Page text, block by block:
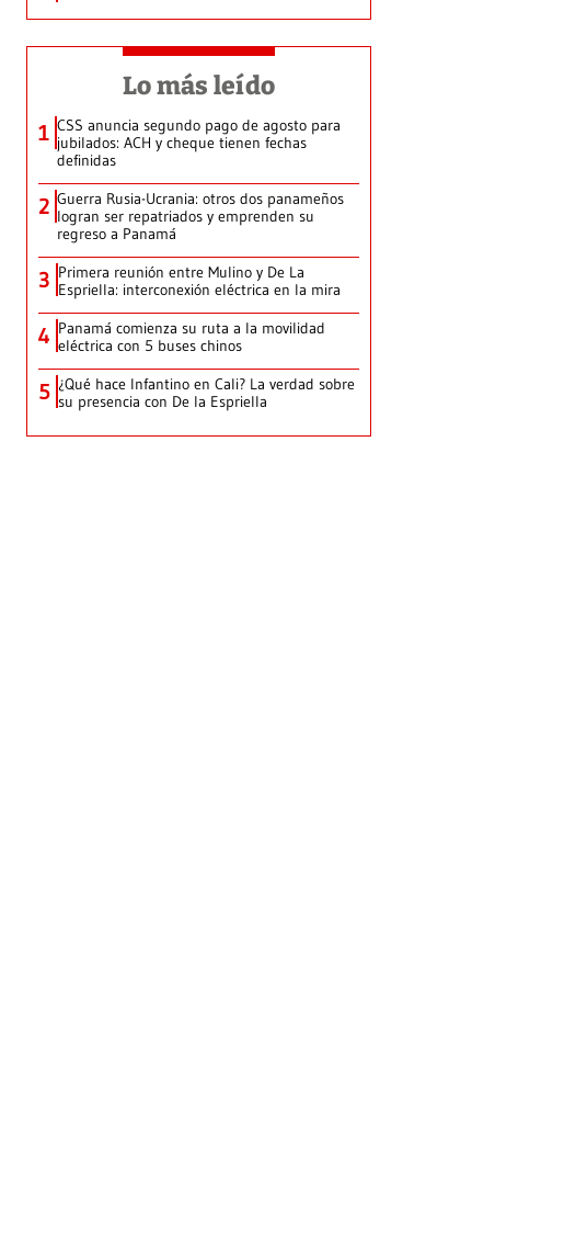
Lo más leído
1 CSS anuncia segundo pago de agosto para
jubilados: ACH y cheque tienen fechas
definidas
2 Guerra Rusia-Ucrania: otros dos panameños
logran ser repatriados y emprenden su
regreso a Panamá
3 Primera reunión entre Mulino y De La
Espriella: interconexión eléctrica en la mira
4 Panamá comienza su ruta a la movilidad
eléctrica con 5 buses chinos
5 ¿Qué hace Infantino en Cali? La verdad sobre
su presencia con De la Espriella